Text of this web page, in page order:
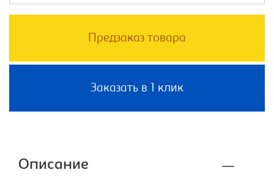
Предзаказ товара
Заказать в 1 клик
Описание